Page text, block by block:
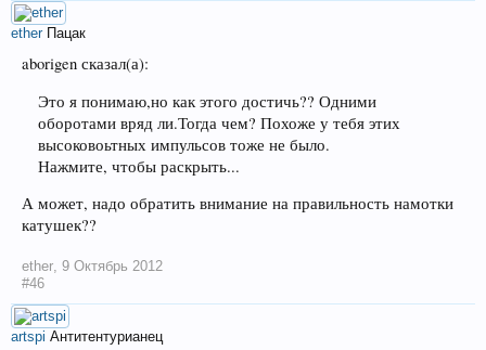
ether Пацак
aborigen сказал(а):
Это я понимаю,но как этого достичь?? Одними
оборотами вряд ли.Тогда чем? Похоже у тебя этих
высоковоьтных импульсов тоже не было.
Нажмите, чтобы раскрыть...
А может, надо обратить внимание на правильность намотки
катушек??
ether, 9 Октябрь 2012
#46
artspi Антитентурианец